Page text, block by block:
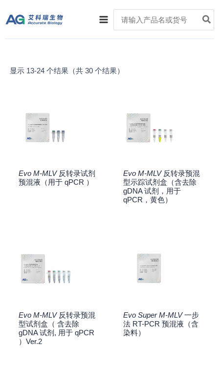
容
Main
Menu
for:
显示 13-24 个结果（共 30 个结果）
Evo M-MLV反转录试剂
预混液（用于 qPCR ）
Evo M-MLV反转录预混
型示踪试剂盒（含去除
gDNA 试剂，用于
qPCR，黄色）
Evo M-MLV反转录预混
型试剂盒（ 含去除
gDNA 试剂, 用于 qPCR
）Ver.2
Evo Super M-MLV一步
法 RT-PCR 预混液（含
染料）